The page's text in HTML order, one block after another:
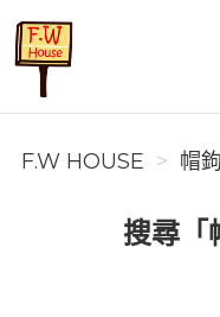
F.W House
F.W HOUSE 帽
搜尋「